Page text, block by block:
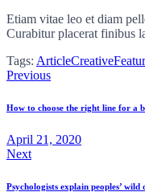
Etiam vitae leo et diam
Curabitur placerat finibus
Tags: ArticleCreative
Previous
How to choose the right line for a
April 21, 2020
Next
Psychologists explain peoples’ wild